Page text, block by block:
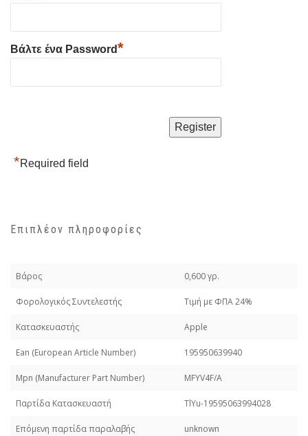
Βάλτε ένα Password*
*Required field
Επιπλέον πληροφορίες
Βάρος 0,600 γρ.
Φορολογικός Συντελεστής Τιμή με ΦΠΑ 24%
Κατασκευαστής Apple
Εan (European Article Number) 195950639940
Mpn (Manufacturer Part Number) MFYV4F/A
Παρτίδα Κατασκευαστή TlYu-19595063994028
Επόμενη παρτίδα παραλαβής unknown